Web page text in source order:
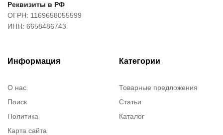
Реквизиты в РФ
ОГРН: 1169658055599
ИНН: 6658486743
Информация
О нас
Поиск
Политика
Карта сайта
Категории
Товарные предложения
Статьи
Каталог